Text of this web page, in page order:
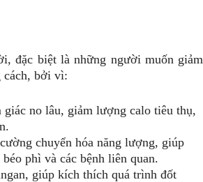
đặc biệt là những người muốn giảm
cách, bởi vì:
no lâu, giảm lượng calo tiêu thụ,
chuyển hóa năng lượng, giúp
phì và các bệnh liên quan.
giúp kích thích quá trình đốt